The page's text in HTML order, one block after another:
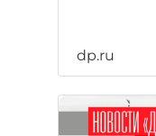
dp.ru